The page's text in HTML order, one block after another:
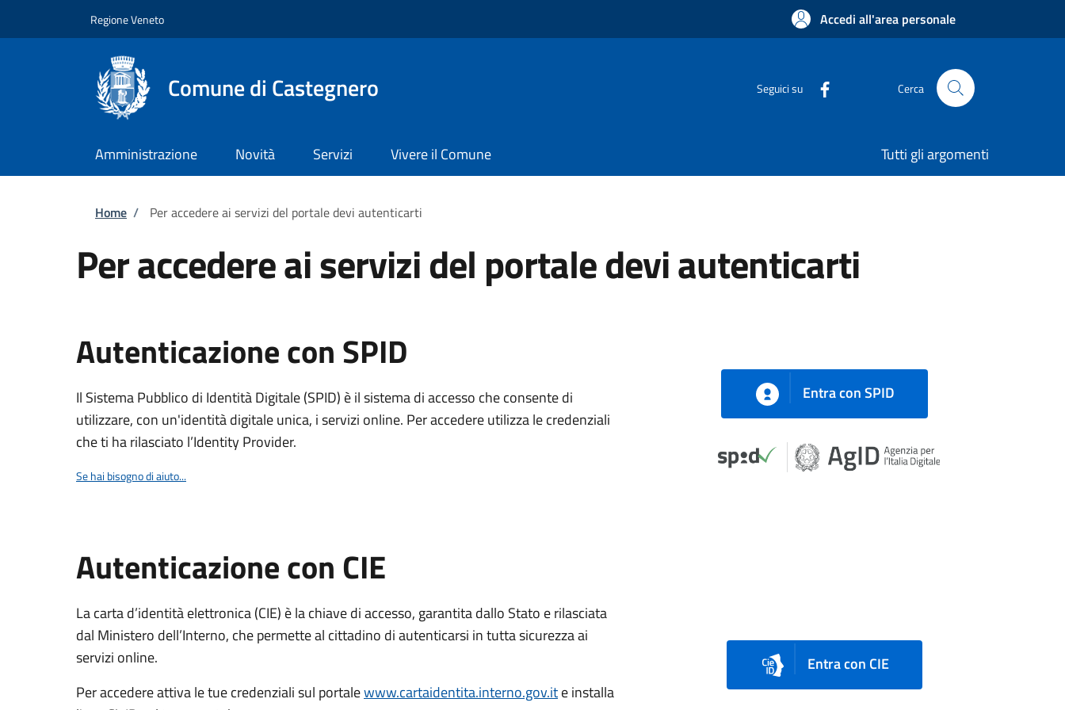
Regione Veneto Accedi all'area personale
Comune di Castegnero Seguici su Cerca
Amministrazione Novità Servizi Vivere il Comune Tutti gli argomenti
Briciole di pane
Home / Per accedere ai servizi del portale devi autenticarti
Per accedere ai servizi del portale devi autenticarti
Autenticazione con SPID
Il Sistema Pubblico di Identità Digitale (SPID) è il sistema di accesso che consente di
utilizzare, con un'identità digitale unica, i servizi online. Per accedere utilizza le credenziali
che ti ha rilasciato l’Identity Provider.
Se hai bisogno di aiuto...
Entra con SPID
Autenticazione con CIE
La carta d’identità elettronica (CIE) è la chiave di accesso, garantita dallo Stato e rilasciata
dal Ministero dell’Interno, che permette al cittadino di autenticarsi in tutta sicurezza ai
servizi online.
Per accedere attiva le tue credenziali sul portalewww.cartaidentita.interno.gov.ite installa
Entra con CIE